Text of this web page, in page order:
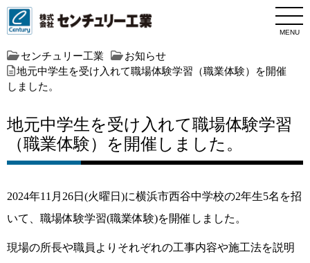
MENU
センチュリー工業
お知らせ
地元中学生を受け入れて職場体験学習（職業体験）を開催
しました。
地元中学生を受け入れて職場体験学習
（職業体験）を開催しました。
2024年11月26日(火曜日)に横浜市西谷中学校の2年生5名を招
いて、職場体験学習(職業体験)を開催しました。
現場の所長や職員よりそれぞれの工事内容や施工法を説明